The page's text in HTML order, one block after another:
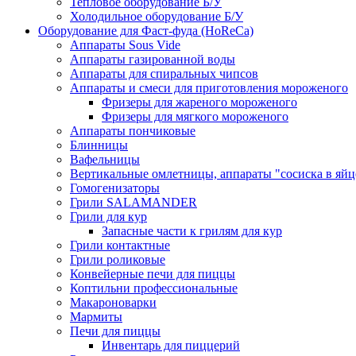
Холодильное оборудование Б/У
Оборудование для Фаст-фуда (HoReCa)
Аппараты Sous Vide
Аппараты газированной воды
Аппараты для спиральных чипсов
Аппараты и смеси для приготовления мороженого
Фризеры для жареного мороженого
Фризеры для мягкого мороженого
Аппараты пончиковые
Блинницы
Вафельницы
Вертикальные омлетницы, аппараты "сосиска в
Гомогенизаторы
Грили SALAMANDER
Грили для кур
Запасные части к грилям для кур
Грили контактные
Грили роликовые
Конвейерные печи для пиццы
Коптильни профессиональные
Макароноварки
Мармиты
Печи для пиццы
Инвентарь для пиццерий